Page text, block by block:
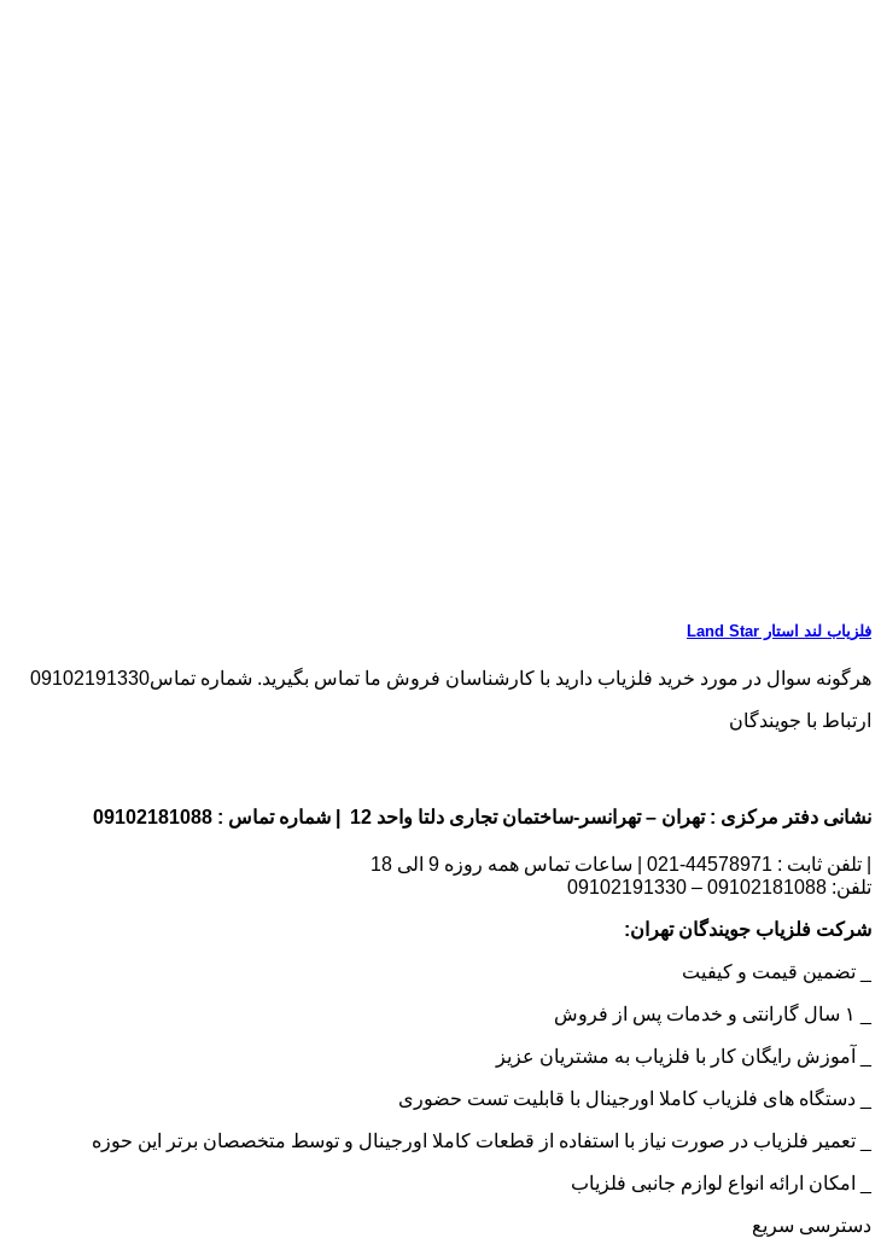
فلزیاب لند استار Land Star
هرگونه سوال در مورد خرید فلزیاب دارید با کارشناسان فروش ما تماس بگیرید. شماره تماس09102191330
ارتباط با جویندگان
نشانی دفتر مرکزی : تهران – تهرانسر-ساختمان تجاری دلتا واحد 12 | شماره تماس : 09102181088
| تلفن ثابت : 44578971-021 | ساعات تماس همه روزه 9 الی 18
تلفن: 09102181088 – 09102191330
شرکت فلزیاب جویندگان تهران:
_ تضمین قیمت و کیفیت
_ آموزش رایگان کار با فلزیاب به مشتریان عزیز
_ دستگاه های فلزیاب کاملا اورجینال با قابلیت تست حضوری
_ تعمیر فلزیاب در صورت نیاز با استفاده از قطعات کاملا اورجینال و توسط متخصصان برتر این حوزه
_ امکان ارائه انواع لوازم جانبی فلزیاب
دسترسی سریع